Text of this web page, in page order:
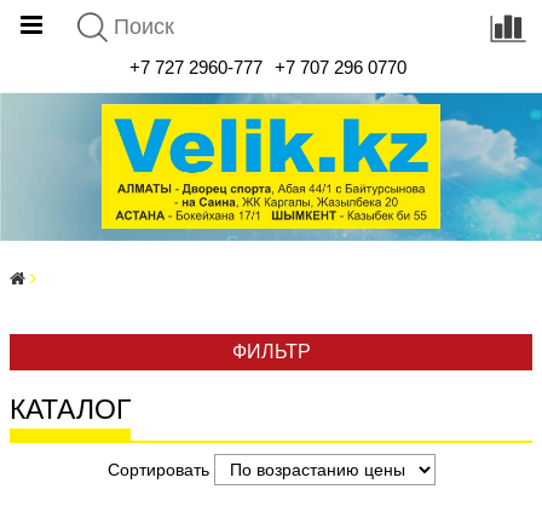
+7 727 2960-777 +7 707 296 0770
ФИЛЬТР
КАТАЛОГ
Сортировать